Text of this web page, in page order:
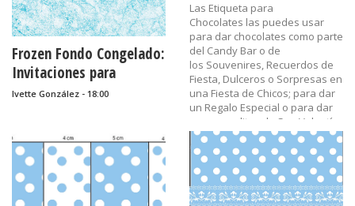
Frozen Fondo Congelado:
Invitaciones para
Imprimir Gratis.
Ivette González - 18:00
Las Etiqueta para
Chocolates las puedes usar
para dar chocolates como parte
del Candy Bar o de
los Souvenires, Recuerdos de
Fiesta, Dulceros o Sorpresas en
una Fiesta de Chicos; para dar
un Regalo Especial o para dar
como regalitos de San Valentín
= Día de los Enamorados = Día
del Cariño = Día de la Amistad.
Etiquetas:
55di,